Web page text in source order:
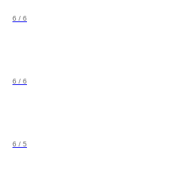
6 / 6
6 / 6
5 / 6